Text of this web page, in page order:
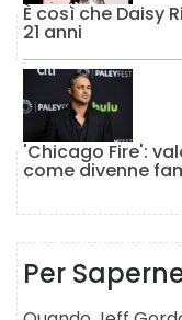
È così che Daisy
21 anni
'Chicago Fire':
come divenne
Per